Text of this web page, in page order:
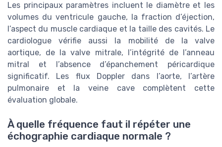
Les principaux paramètres incluent le diamètre et les
volumes du ventricule gauche, la fraction d’éjection,
l’aspect du muscle cardiaque et la taille des cavités. Le
cardiologue vérifie aussi la mobilité de la valve
aortique, de la valve mitrale, l’intégrité de l’anneau
mitral et l’absence d’épanchement péricardique
significatif. Les flux Doppler dans l’aorte, l’artère
pulmonaire et la veine cave complètent cette
évaluation globale.
À quelle fréquence faut il répéter une
échographie cardiaque normale ?